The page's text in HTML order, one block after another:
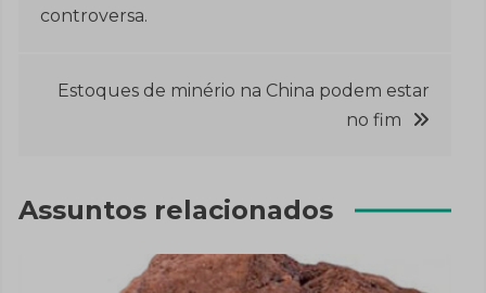
de
Post
controversa.
Estoques de minério na China podem estar
no fim
Assuntos relacionados